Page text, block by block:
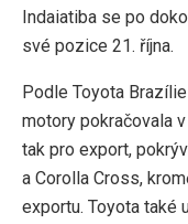
Indaiatiba se po
své pozice 21. října.
Podle Toyota
motory pokračovala
tak pro export,
a Corolla Cross,
exportu. Toyota také